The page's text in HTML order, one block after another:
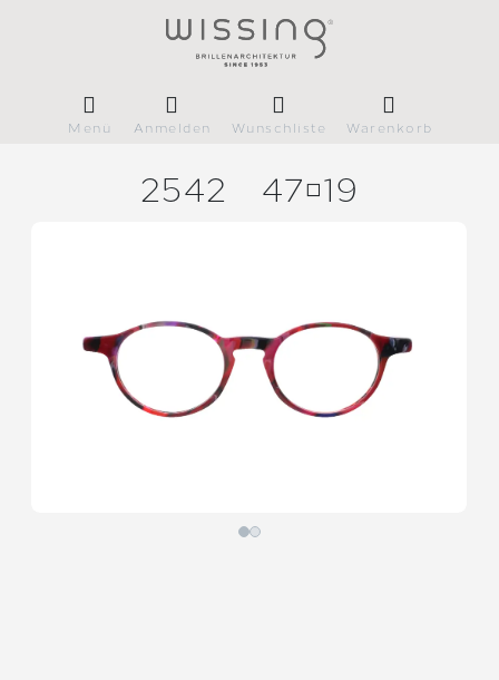
Menü Anmelden Wunschliste Warenkorb
2542 4719